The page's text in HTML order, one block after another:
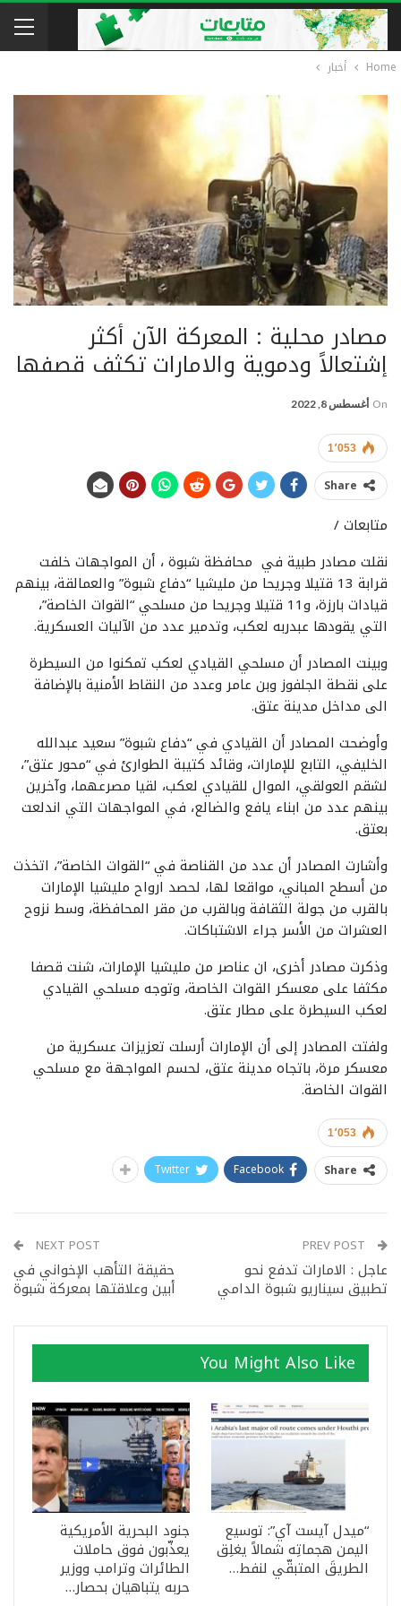
Home أخبار
مصادر محلية : المعركة الآن أكثر
إشتعالاً ودموية والامارات تكثف قصفها
On أغسطس 8, 2022
1٬053
Share
متابعات /
نقلت مصادر طبية في محافظة شبوة ، أن المواجهات خلفت
قرابة 13 قتيلا وجريحا من مليشيا “دفاع شبوة” والعمالقة، بينهم
قيادات بارزة، و11 قتيلا وجريحا من مسلحي “القوات الخاصة”،
التي يقودها عبدربه لعكب، وتدمير عدد من الآليات العسكرية.
وبينت المصادر أن مسلحي القيادي لعكب تمكنوا من السيطرة
على نقطة الجلفوز وبن عامر وعدد من النقاط الأمنية بالإضافة
الى مداخل مدينة عتق.
وأوضحت المصادر أن القيادي في “دفاع شبوة” سعيد عبدالله
الخليفي، التابع للإمارات، وقائد كتيبة الطوارئ في “محور عتق”،
لشقم العولقي، الموال للقيادي لعكب، لقيا مصرعهما، وآخرين
بينهم عدد من ابناء يافع والضالع، في المواجهات التي اندلعت
بعتق.
وأشارت المصادر أن عدد من القناصة في “القوات الخاصة”، اتخذت
من أسطح المباني، مواقعا لها، لحصد ارواح مليشيا الإمارات
بالقرب من جولة الثقافة وبالقرب من مقر المحافظة، وسط نزوح
العشرات من الأسر جراء الاشتباكات.
وذكرت مصادر أخرى، ان عناصر من مليشيا الإمارات، شنت قصفا
مكثفا على معسكر القوات الخاصة، وتوجه مسلحي القيادي
لعكب السيطرة على مطار عتق.
ولفتت المصادر إلى أن الإمارات أرسلت تعزيزات عسكرية من
معسكر مرة، باتجاه مدينة عتق، لحسم المواجهة مع مسلحي
القوات الخاصة.
1٬053
Share
Facebook
Twitter
عاجل : الامارات تدفع نحو
تطبيق سيناريو شبوة الدامي
NEXT POST
حقيقة التأهب الإخواني في
أبين وعلاقتها بمعركة شبوة
You Might Also Like
“ميدل آيست آي”: توسيع
اليمن هجماتِه شمالاً يغلِق
الطريقَ المتبقّي لنفط…
جنود البحرية الأمريكية
يعذّبون فوق حاملات
الطائرات وترامب ووزير
حربه يتباهيان بحصار…